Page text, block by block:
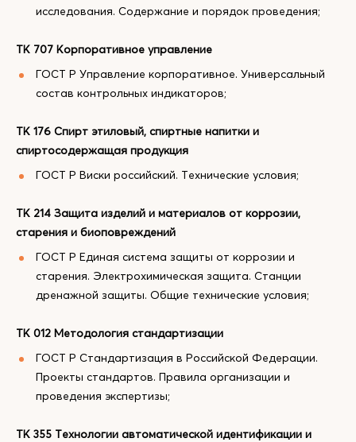
исследования. Содержание и порядок проведения;
ТК 707 Корпоративное управление
ГОСТ Р Управление корпоративное. Универсальный
состав контрольных индикаторов;
ТК 176 Спирт этиловый, спиртные напитки и
спиртосодержащая продукция
ГОСТ Р Виски российский. Технические условия;
ТК 214 Защита изделий и материалов от коррозии,
старения и биоповреждений
ГОСТ Р Единая система защиты от коррозии и
старения. Электрохимическая защита. Станции
дренажной защиты. Общие технические условия;
ТК 012 Методология стандартизации
ГОСТ Р Стандартизация в Российской Федерации.
Проекты стандартов. Правила организации и
проведения экспертизы;
ТК 355 Технологии автоматической идентификации и